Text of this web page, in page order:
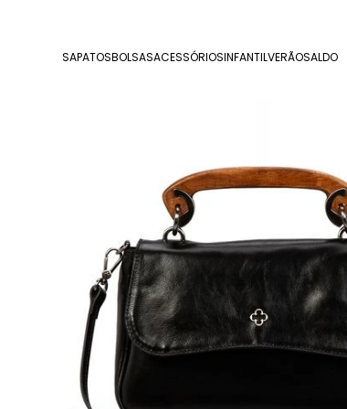
SAPATOSBOLSASACESSÓRIOSINFANTILVERÃOSALDO